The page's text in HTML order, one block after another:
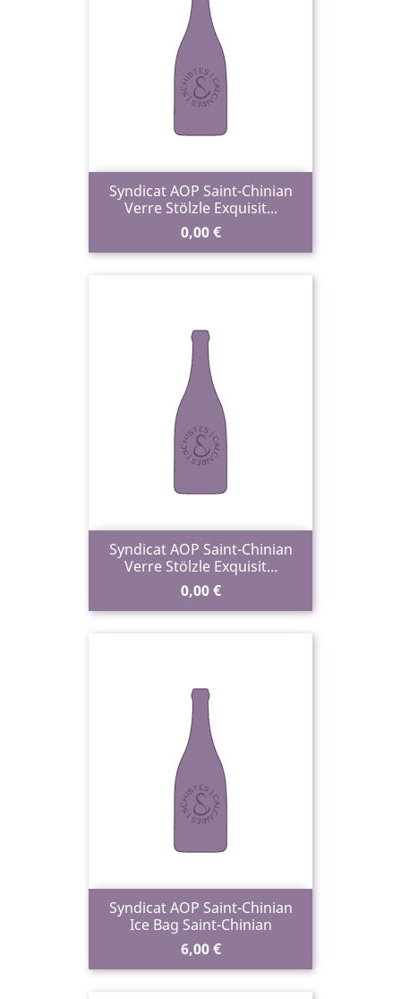
Syndicat AOP Saint-Chinian
Verre Stölzle Exquisit...
Prix
0,00 €
Syndicat AOP Saint-Chinian
Verre Stölzle Exquisit...
Prix
0,00 €
Syndicat AOP Saint-Chinian
Ice Bag Saint-Chinian
Prix
6,00 €